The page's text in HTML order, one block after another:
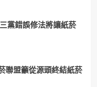
黨錯誤修法將讓紙菸
盟籲從源頭終結紙菸